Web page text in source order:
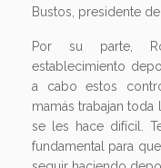
Bustos, presidente
Por su parte,
establecimiento
a cabo estos
mamás trabajan
se les hace difícil.
fundamental para